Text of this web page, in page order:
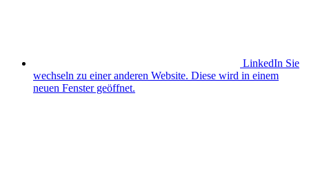
LinkedIn Sie
wechseln zu einer anderen Website. Diese wird in einem
neuen Fenster geöffnet.